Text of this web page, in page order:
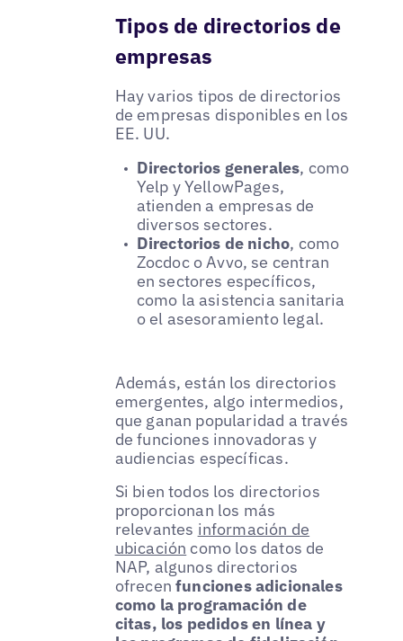
Tipos de directorios de
empresas
Hay varios tipos de directorios
de empresas disponibles en los
EE. UU.
Directorios generales, como
Yelp y YellowPages,
atienden a empresas de
diversos sectores.
Directorios de nicho, como
Zocdoc o Avvo, se centran
en sectores específicos,
como la asistencia sanitaria
o el asesoramiento legal.
Además, están los directorios
emergentes, algo intermedios,
que ganan popularidad a través
de funciones innovadoras y
audiencias específicas.
Si bien todos los directorios
proporcionan los más
relevantes información de
ubicación como los datos de
NAP, algunos directorios
ofrecenfunciones adicionales
como la programación de
citas, los pedidos en línea y